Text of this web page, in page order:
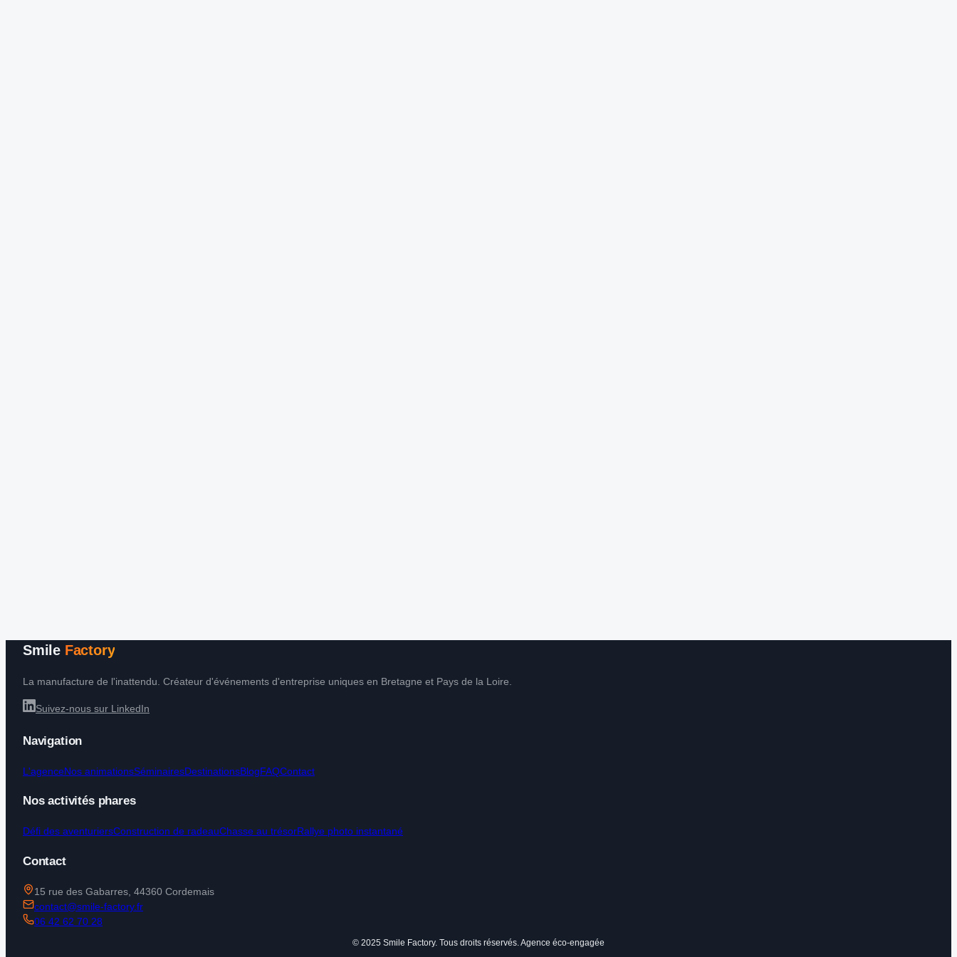
Smile Factory
La manufacture de l'inattendu. Créateur d'événements d'entreprise uniques en Bretagne et Pays de la Loire.
Suivez-nous sur LinkedIn
Navigation
L'agenceNos animationsSéminairesDestinationsBlogFAQContact
Nos activités phares
Défi des aventuriersConstruction de radeauChasse au trésorRallye photo instantané
Contact
15 rue des Gabarres, 44360 Cordemais
contact@smile-factory.fr
06 42 62 70 28
© 2025 Smile Factory. Tous droits réservés. Agence éco-engagée